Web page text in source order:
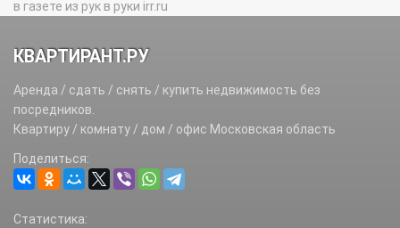
в газете из рук в руки irr.ru
КВАРТИРАНТ.РУ
Аренда / сдать / снять / купить недвижимость без
посредников.
Квартиру / комнату / дом / офис Московская область
Поделиться:
Статистика: